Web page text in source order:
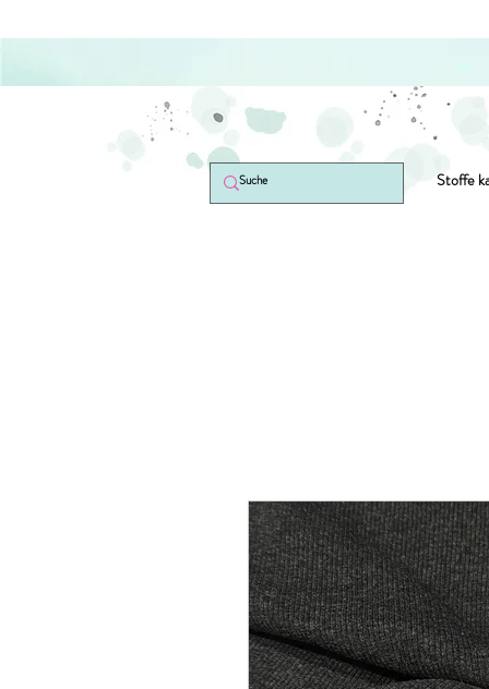
Stoffe